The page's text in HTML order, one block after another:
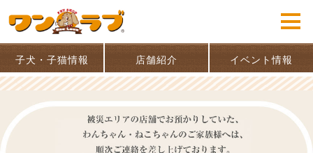
子犬・子猫情報 店舗紹介 イベント情報